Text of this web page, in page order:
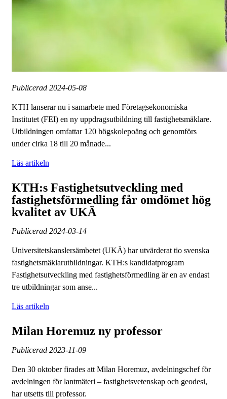
Publicerad 2024-05-08
KTH lanserar nu i samarbete med Företagsekonomiska
Institutet (FEI) en ny uppdragsutbildning till fastighetsmäklare.
Utbildningen omfattar 120 högskolepoäng och genomförs
under cirka 18 till 20 månade...
Läs artikeln
KTH:s Fastighetsutveckling med
fastighetsförmedling får omdömet hög
kvalitet av UKÄ
Publicerad 2024-03-14
Universitetskanslersämbetet (UKÄ) har utvärderat tio svenska
fastighetsmäklarutbildningar. KTH:s kandidatprogram
Fastighetsutveckling med fastighetsförmedling är en av endast
tre utbildningar som anse...
Läs artikeln
Milan Horemuz ny professor
Publicerad 2023-11-09
Den 30 oktober firades att Milan Horemuz, avdelningschef för
avdelningen för lantmäteri – fastighetsvetenskap och geodesi,
har utsetts till professor.